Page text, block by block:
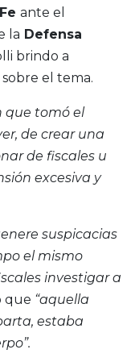
ante el
la Defensa
brindo a
el tema.
que tomó el
de crear una
de fiscales u
excesiva y
suspicacias
el mismo
investigar a
que “aquella
estaba